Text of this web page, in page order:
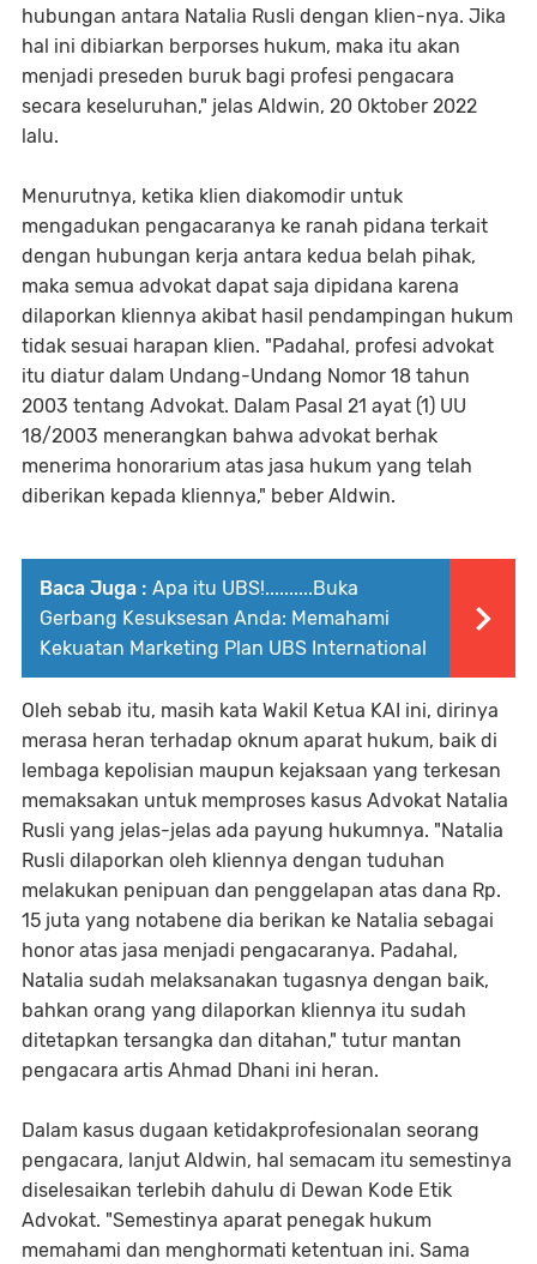
hubungan antara Natalia Rusli dengan klien-nya. Jika
hal ini dibiarkan berporses hukum, maka itu akan
menjadi preseden buruk bagi profesi pengacara
secara keseluruhan," jelas Aldwin, 20 Oktober 2022
lalu.
Menurutnya, ketika klien diakomodir untuk
mengadukan pengacaranya ke ranah pidana terkait
dengan hubungan kerja antara kedua belah pihak,
maka semua advokat dapat saja dipidana karena
dilaporkan kliennya akibat hasil pendampingan hukum
tidak sesuai harapan klien. "Padahal, profesi advokat
itu diatur dalam Undang-Undang Nomor 18 tahun
2003 tentang Advokat. Dalam Pasal 21 ayat (1) UU
18/2003 menerangkan bahwa advokat berhak
menerima honorarium atas jasa hukum yang telah
diberikan kepada kliennya," beber Aldwin.
Baca Juga : Apa itu UBS!..........Buka
Gerbang Kesuksesan Anda: Memahami
Kekuatan Marketing Plan UBS International
Oleh sebab itu, masih kata Wakil Ketua KAI ini, dirinya
merasa heran terhadap oknum aparat hukum, baik di
lembaga kepolisian maupun kejaksaan yang terkesan
memaksakan untuk memproses kasus Advokat Natalia
Rusli yang jelas-jelas ada payung hukumnya. "Natalia
Rusli dilaporkan oleh kliennya dengan tuduhan
melakukan penipuan dan penggelapan atas dana Rp.
15 juta yang notabene dia berikan ke Natalia sebagai
honor atas jasa menjadi pengacaranya. Padahal,
Natalia sudah melaksanakan tugasnya dengan baik,
bahkan orang yang dilaporkan kliennya itu sudah
ditetapkan tersangka dan ditahan," tutur mantan
pengacara artis Ahmad Dhani ini heran.
Dalam kasus dugaan ketidakprofesionalan seorang
pengacara, lanjut Aldwin, hal semacam itu semestinya
diselesaikan terlebih dahulu di Dewan Kode Etik
Advokat. "Semestinya aparat penegak hukum
memahami dan menghormati ketentuan ini. Sama